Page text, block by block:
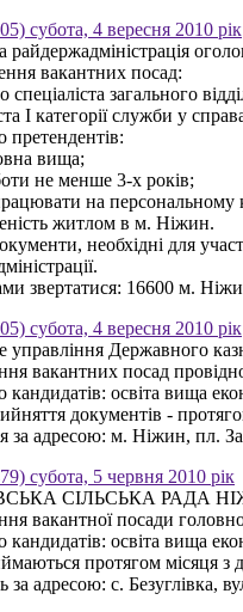
субота, 4 вересня 2010 рік
райдержадміністрація
вакантних посад:
спеціаліста загального
І категорії служби у
вища;
не менше 3-х років;
на персональному
житлом в м. Ніжин.
необхідні для
звертатися: 16600 м.
субота, 4 вересня 2010 рік
управління Державного
вакантних посад
освіта вища
документів -
за адресою: м. Ніжин, пл.
субота, 5 червня 2010 рік
СІЛЬСЬКА РАДА
вакантної посади
освіта вища
протягом місяця з
за адресою: с. Безуглівка,